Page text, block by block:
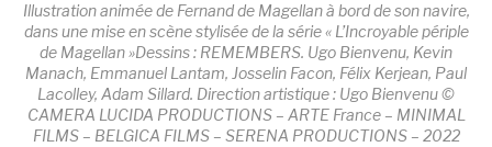
Illustration animée de Fernand de Magellan à bord de son navire,
dans une mise en scène stylisée de la série « L’Incroyable périple
de Magellan »Dessins : REMEMBERS. Ugo Bienvenu, Kevin
Manach, Emmanuel Lantam, Josselin Facon, Félix Kerjean, Paul
Lacolley, Adam Sillard. Direction artistique : Ugo Bienvenu ©
CAMERA LUCIDA PRODUCTIONS – ARTE France – MINIMAL
FILMS – BELGICA FILMS – SERENA PRODUCTIONS – 2022